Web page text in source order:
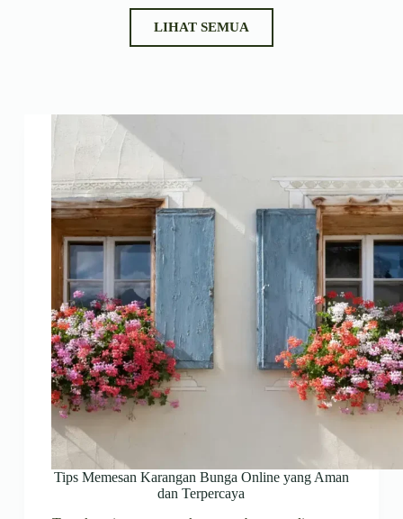
LIHAT SEMUA
Tips Memesan Karangan Bunga Online yang Aman
dan Terpercaya